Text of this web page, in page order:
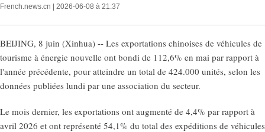
French.news.cn | 2026-06-08 à 21:37
BEIJING, 8 juin (Xinhua) -- Les exportations chinoises de véhicules de
tourisme à énergie nouvelle ont bondi de 112,6% en mai par rapport à
l'année précédente, pour atteindre un total de 424.000 unités, selon les
données publiées lundi par une association du secteur.
Le mois dernier, les exportations ont augmenté de 4,4% par rapport à
avril 2026 et ont représenté 54,1% du total des expéditions de véhicules